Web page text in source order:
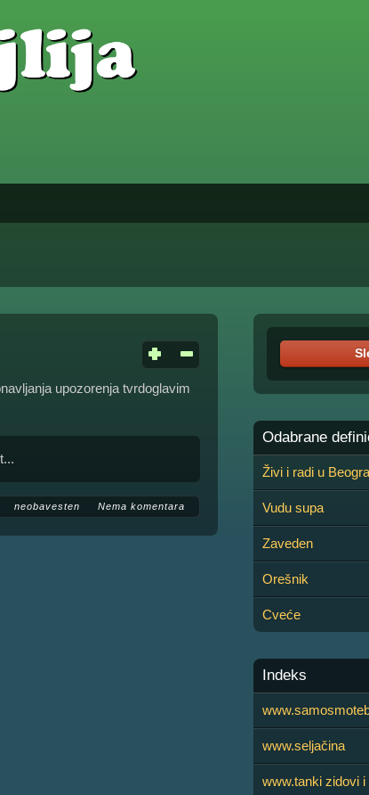
upozorenja tvrdoglavim
neobavesten Nema komentara
Odabrane
Živi i radi u
Vudu supa
Zaveden
Orešnik
Cveće
Indeks
www.seljačina
www.tanki zidovi